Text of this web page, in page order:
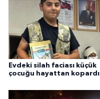
Evdeki silah faciası küçük
çocuğu hayattan kopardı